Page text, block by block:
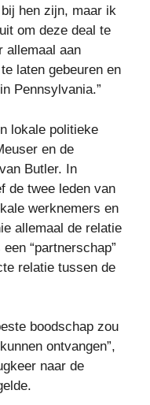
hen zijn, maar ik
om deze deal te
allemaal aan
laten gebeuren en
Pennsylvania.”
lokale politieke
en de
Butler. In
de twee leden van
werknemers en
allemaal de relatie
“partnerschap”
relatie tussen de
boodschap zou
ontvangen”,
naar de